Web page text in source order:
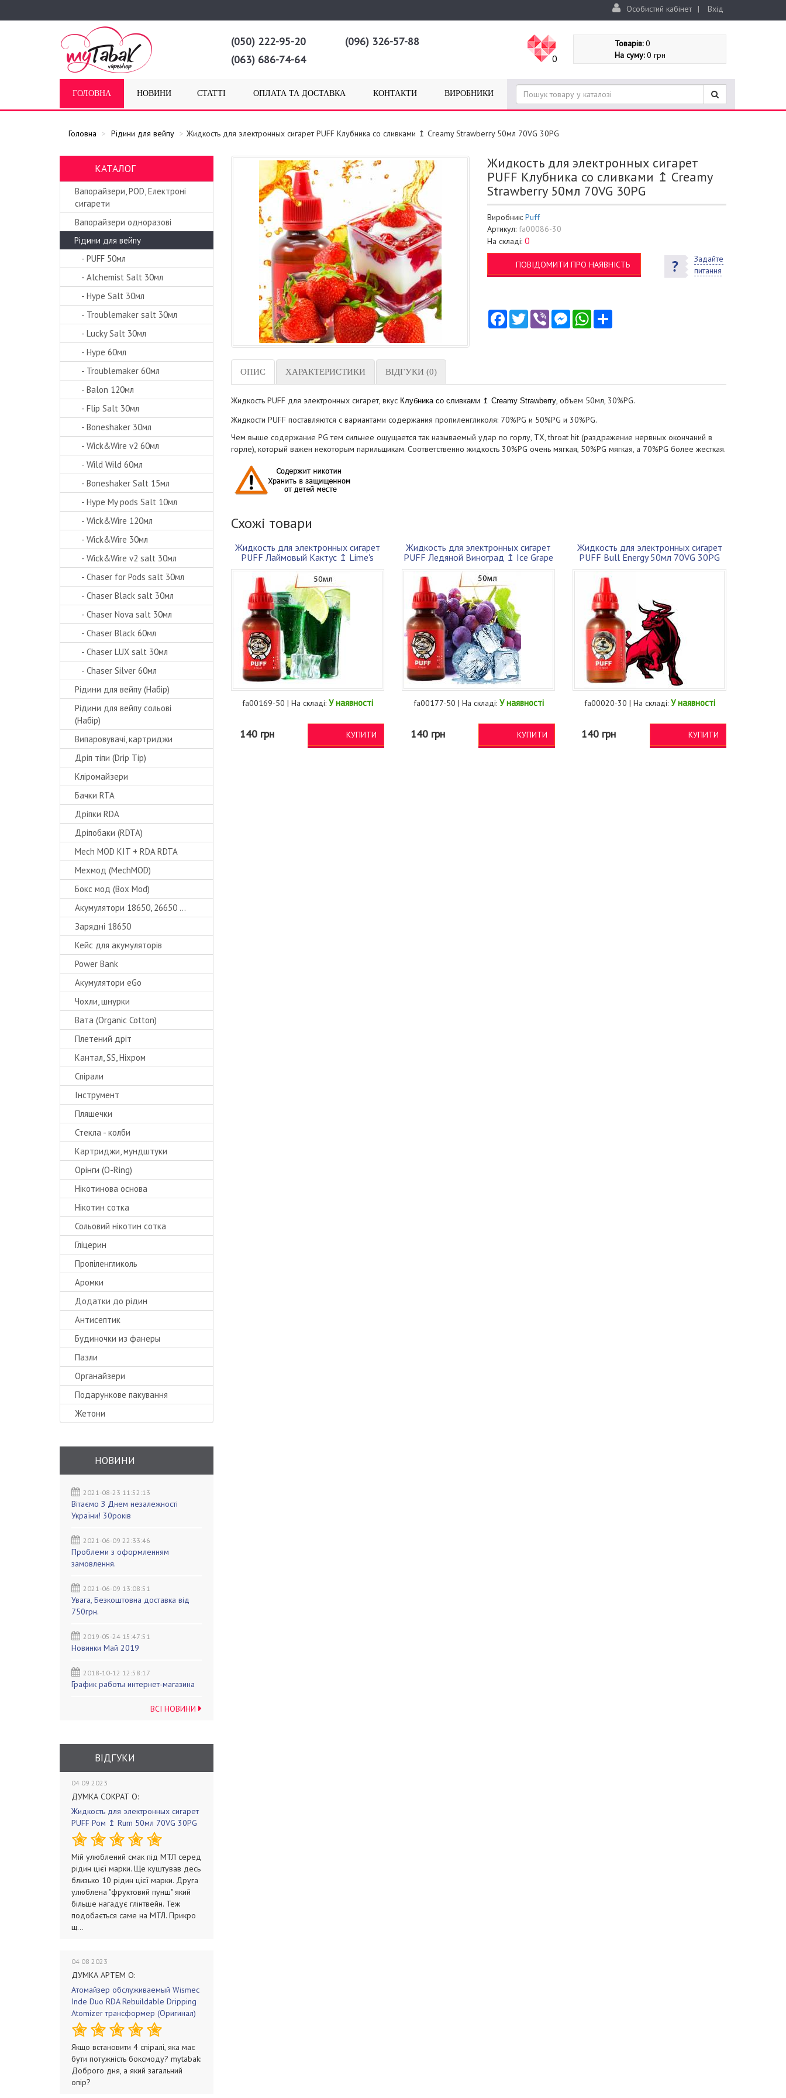
Особистий кабінет | Вхід
(050) 222-95-20
(063) 686-74-64
(096) 326-57-88
0
Товарів:0
На суму:0 грн
ГОЛОВНА НОВИНИ СТАТТІ ОПЛАТА ТА ДОСТАВКА КОНТАКТИ ВИРОБНИКИ
Головна Рідини для вейпу Жидкость для электронных сигарет PUFF Клубника со сливками ↥ Creamy Strawberry 50мл 70VG 30PG
КАТАЛОГ
Вапорайзери, POD, Електроні
сигарети
Вапорайзери одноразові
Рідини для вейпу
- PUFF 50мл
- Alchemist Salt 30мл
- Hype Salt 30мл
- Troublemaker salt 30мл
- Lucky Salt 30мл
- Hype 60мл
- Troublemaker 60мл
- Balon 120мл
- Flip Salt 30мл
- Boneshaker 30мл
- Wick&Wire v2 60мл
- Wild Wild 60мл
- Boneshaker Salt 15мл
- Hype My pods Salt 10мл
- Wick&Wire 120мл
- Wick&Wire 30мл
- Wick&Wire v2 salt 30мл
- Chaser for Pods salt 30мл
- Chaser Black salt 30мл
- Chaser Nova salt 30мл
- Chaser Black 60мл
- Chaser LUX salt 30мл
- Chaser Silver 60мл
Рідини для вейпу (Набір)
Рідини для вейпу сольові
(Набір)
Випаровувачі, картриджи
Дріп тіпи (Drip Tip)
Кліромайзери
Бачки RTA
Дріпки RDA
Дріпобаки (RDTA)
Mech MOD KIT + RDA RDTA
Мехмод (MechMOD)
Бокс мод (Box Mod)
Акумулятори 18650, 26650 ...
Зарядні 18650
Кейс для акумуляторів
Power Bank
Акумулятори eGo
Чохли, шнурки
Вата (Organic Cotton)
Плетений дріт
Кантал, SS, Ніхром
Спірали
Інструмент
Пляшечки
Стекла - колби
Картриджи, мундштуки
Орінги (O-Ring)
Нікотинова основа
Нікотин сотка
Сольовий нікотин сотка
Гліцерин
Пропіленгликоль
Аромки
Додатки до рідин
Антисептик
Будиночки из фанеры
Пазли
Органайзери
Подарункове пакування
Жетони
НОВИНИ
2021-08-23 11:52:13
Вітаємо З Днем незалежності
України! 30років
2021-06-09 22:33:46
Проблеми з оформленням
замовлення.
2021-06-09 13:08:51
Увага, Безкоштовна доставка від
750грн.
2019-05-24 15:47:51
Новинки Май 2019
2018-10-12 12:58:17
График работы интернет-магазина
ВСІ НОВИНИ
ВІДГУКИ
04 09 2023
ДУМКА СОКРАТ О:
Жидкость для электронных сигарет
PUFF Ром ↥ Rum 50мл 70VG 30PG
Мій улюблений смак під МТЛ серед
рідин цієї марки. Ще куштував десь
близько 10 рідин цієї марки. Друга
улюблена "фруктовий пунш" який
більше нагадує глінтвейн. Теж
подобається саме на МТЛ. Прикро
щ...
04 08 2023
ДУМКА АРТЕМ О:
Атомайзер обслуживаемый Wismec
Inde Duo RDA Rebuildable Dripping
Atomizer трансформер (Оригинал)
Якщо встановити 4 спіралі, яка має
бути потужність боксмоду? mytabak:
Доброго дня, а який загальний
опір?
Жидкость для электронных сигарет
PUFF Клубника со сливками ↥ Creamy
Strawberry 50мл 70VG 30PG
Виробник:Puff
Артикул: fa00086-30
На складі:0
ПОВІДОМИТИ ПРО НАЯВНІСТЬ
Задайте
питання
FacebookTwitterViber MessengerWhatsApp
ОПИС ХАРАКТЕРИСТИКИ ВІДГУКИ (0)
Жидкость PUFF для электронных сигарет, вкус Клубника со сливками ↥ Creamy Strawberry, объем 50мл, 30%PG.
Жидкости PUFF поставляются с вариантами содержания пропиленгликоля: 70%PG и 50%PG и 30%PG.
Чем выше содержание PG тем сильнее ощущается так называемый удар по горлу, ТХ, throat hit (раздражение нервных окончаний в
горле), который важен некоторым парильщикам. Соответственно жидкость 30%PG очень мягкая, 50%PG мягкая, а 70%PG более жесткая.
Схожі товари
Жидкость для электронных сигарет
PUFF Лаймовый Кактус ↥ Lime's
Cactus ...
fa00169-50 | На складі: У наявності
140 грн КУПИТИ
Жидкость для электронных сигарет
PUFF Ледяной Виноград ↥ Ice Grape
50м...
fa00177-50 | На складі: У наявності
140 грн КУПИТИ
Жидкость для электронных сигарет
PUFF Bull Energy 50мл 70VG 30PG
fa00020-30 | На складі: У наявності
140 грн КУПИТИ